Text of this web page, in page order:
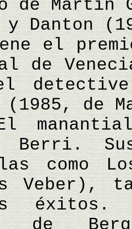
de Martin
y Danton
el
de
el
de
Berri.
como
Veber),
éxitos.
de